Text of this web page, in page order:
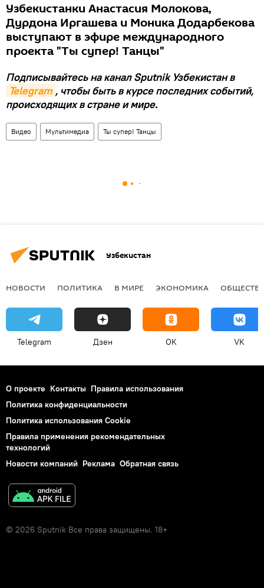
Узбекистанки Анастасия Молокова,
Дурдона Иргашева и Моника Додарбекова
выступают в эфире международного
проекта "Ты супер! Танцы"
Подписывайтесь на канал Sputnik Узбекистан в
Telegram , чтобы быть в курсе последних событий,
происходящих в стране и мире.
Видео Мультимедиа Ты супер! Танцы
Узбекистан
НОВОСТИ ПОЛИТИКА В МИРЕ ЭКОНОМИКА
Telegram Дзен OK VK
О проекте Контакты Правила использования
Политика конфиденциальности
Политика использования Cookie
Правила применения рекомендательных
технологий
Новости компаний Реклама Обратная связь
© 2026 Sputnik Все права защищены. 18+